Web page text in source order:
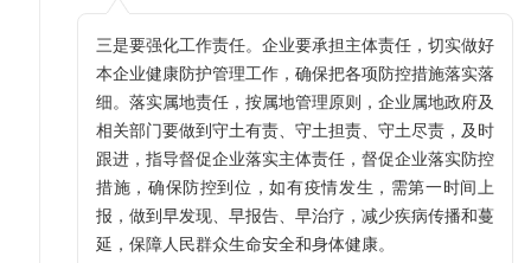
三是要强化工作责任。企业要承担主体责任，切实做好
本企业健康防护管理工作，确保把各项防控措施落实落
细。落实属地责任，按属地管理原则，企业属地政府及
相关部门要做到守土有责、守土担责、守土尽责，及时
跟进，指导督促企业落实主体责任，督促企业落实防控
措施，确保防控到位，如有疫情发生，需第一时间上
报，做到早发现、早报告、早治疗，减少疾病传播和蔓
延，保障人民群众生命安全和身体健康。